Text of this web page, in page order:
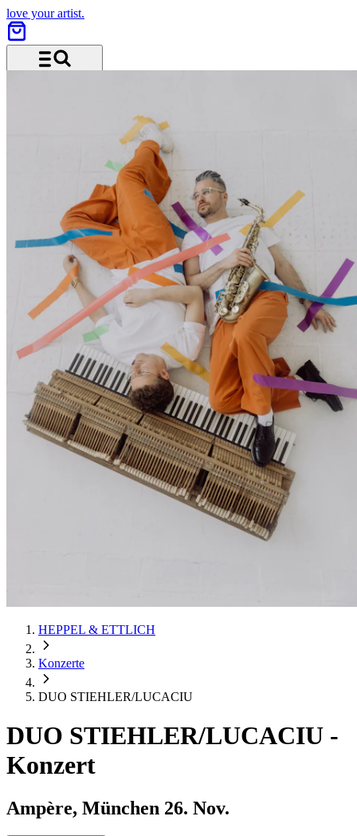
love your artist.
HEPPEL & ETTLICH
Konzerte
DUO STIEHLER/LUCACIU
DUO STIEHLER/LUCACIU -
Konzert
Ampère, München 26. Nov.